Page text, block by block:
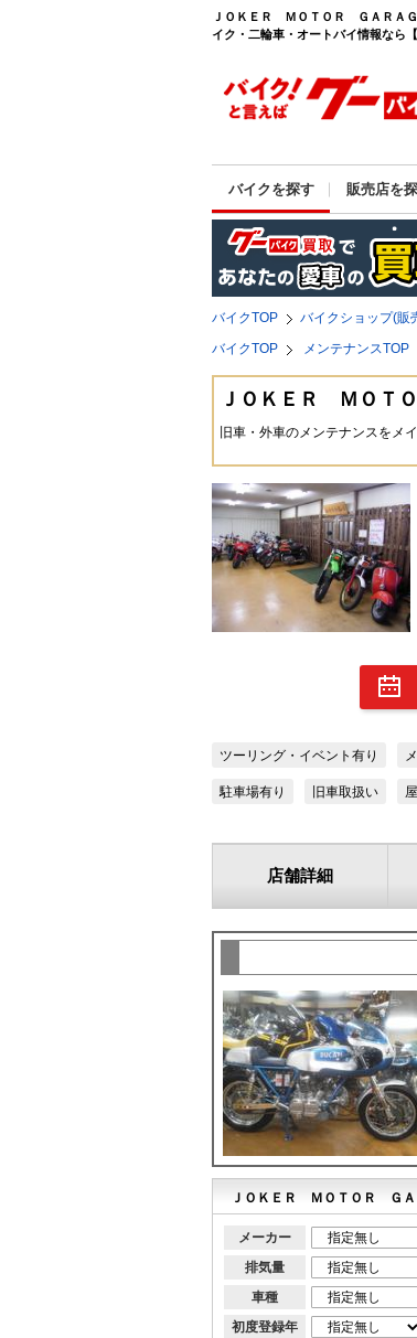
ＪＯＫＥＲ ＭＯＴＯＲ ＧＡＲＡ
イク・二輪車・オートバイ情報なら
バイクを探す 販売店を
バイクTOP バイクショップ(販
バイクTOP
メンテナンスTOP
ＪＯＫＥＲ ＭＯＴ
旧車・外車のメンテナンスをメ
ツーリング・イベント有り
駐車場有り 旧車取扱い
店舗詳細
ＪＯＫＥＲ ＭＯＴＯＲ ＧＡ
メーカー
排気量
車種
初度登録年